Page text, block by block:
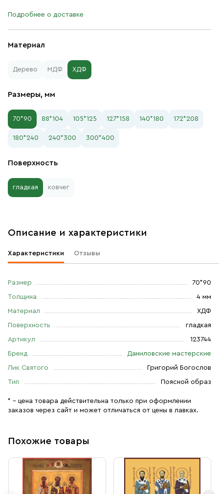
Материал
Дерево МДФ ХДФ
Размеры, мм
70*90 88*104 105*125 127*158 140*180 172*208
180*240 240*300 300*400
Поверхность
гладкая ковчег
Подробнее о доставке
Описание и характеристики
Характеристики Отзывы
Размер 70*90
Толщина 4 мм
Материал ХДФ
Поверхность гладкая
Артикул 123744
Бренд Даниловские мастерские
Лик Святого Григорий Богослов
Тип Поясной образ
* – цена товара действительна только при оформлении
заказов через сайт и может отличаться от цены в лавках.
Похожие товары